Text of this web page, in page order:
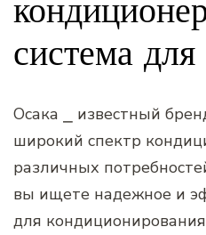
система
Осака ⎯ известный
широкий спектр
различных
вы ищете надежное и
для